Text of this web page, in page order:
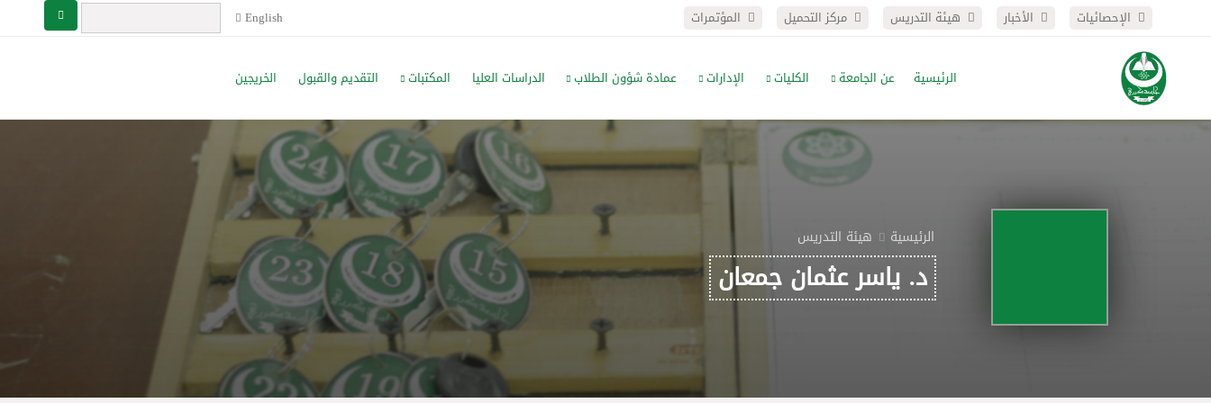
الإحصائيات الأخبار هيئة التدريس مركز التحميل المؤتمرات English
الرئيسية عن الجامعة الكليات الإدارات عمادة شؤون الطلاب الدراسات العليا المكتبات التقديم والقبول الخريجين
الرئيسية هيئة التدريس
د. ياسر عثمان جمعان